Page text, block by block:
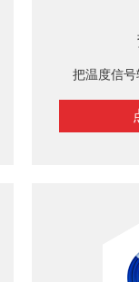
把温度信